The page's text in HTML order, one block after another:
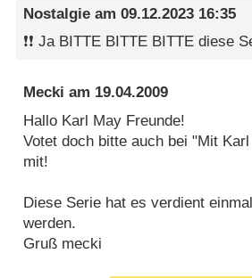
Nostalgie am09.12.2023 16:35
❗❗ Ja BITTE BITTE BITTE diese
Mecki am 19.04.2009
Hallo Karl May Freunde!
Votet doch bitte auch bei "Mit
mit!
Diese Serie hat es verdient
werden.
Gruß mecki